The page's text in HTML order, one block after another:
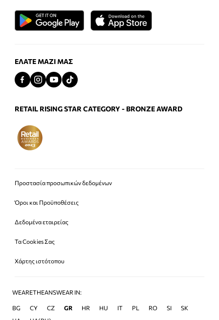
ΕΛΆΤΕ ΜΑΖΊ ΜΑΣ
RETAIL RISING STAR CATEGORY - BRONZE AWARD
Προστασία προσωπικών δεδομένων
Όροι και Προϋποθέσεις
Δεδομένα εταιρείας
Τα Cookies Σας
Χάρτης ιστότοπου
WEARETHEANSWEAR IN:
BG CY CZ GR HR HU IT PL RO SI
SK